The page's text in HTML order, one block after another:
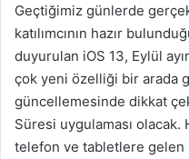
Geçtiğimiz günlerde
katılımcının hazır
duyurulan iOS 13, Eylül
çok yeni özelliği bir arada
güncellemesinde dikkat
Süresi uygulaması olacak.
telefon ve tabletlere gelen